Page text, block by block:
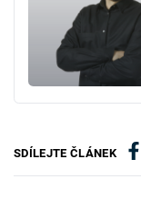
SDÍLEJTE ČLÁNEK